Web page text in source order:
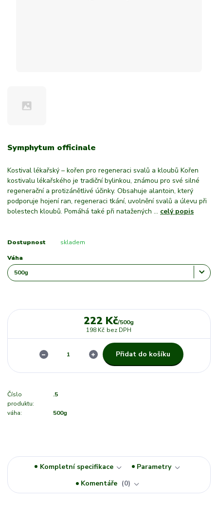
Symphytum officinale
Kostival lékařský – kořen pro regeneraci svalů a kloubů Kořen
kostivalu lékařského je tradiční bylinkou, známou pro své silné
regenerační a protizánětlivé účinky. Obsahuje alantoin, který
podporuje hojení ran, regeneraci tkání, uvolnění svalů a úlevu při
bolestech kloubů. Pomáhá také při natažených ... celý popis
Dostupnost skladem
Váha
222 Kč/500g
198 Kč bez DPH
Přidat do košíku
Číslo
produktu:
.5
váha: 500g
Kompletní specifikace
Parametry
Komentáře
0